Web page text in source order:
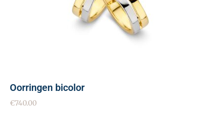
Oorringen bicolor
€740.00